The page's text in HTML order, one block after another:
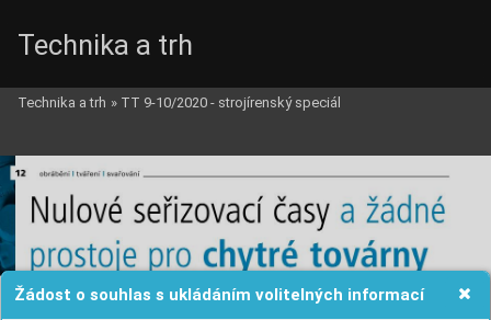
Žádost o souhlas s ukládáním volitelných informací
Technika a trh
Technika a trh » TT 9-10/2020 - strojírenský speciál